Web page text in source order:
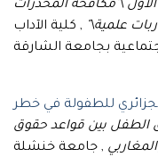
الأول \"مكافحة المخدرات
علمية\"
, كلية الآداب
بجامعة الشارقة
للطفولة في خطر
الطفل بين قواعد حقوق
, جامعة خنشلة